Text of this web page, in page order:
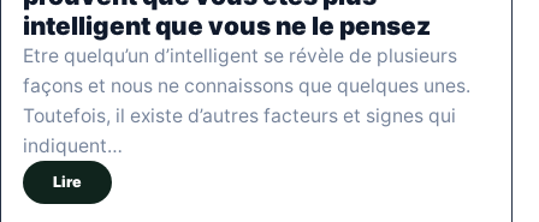
intelligent que vous ne le pensez
Etre quelqu’un d’intelligent se révèle de plusieurs
façons et nous ne connaissons que quelques unes.
Toutefois, il existe d’autres facteurs et signes qui
indiquent…
Lire